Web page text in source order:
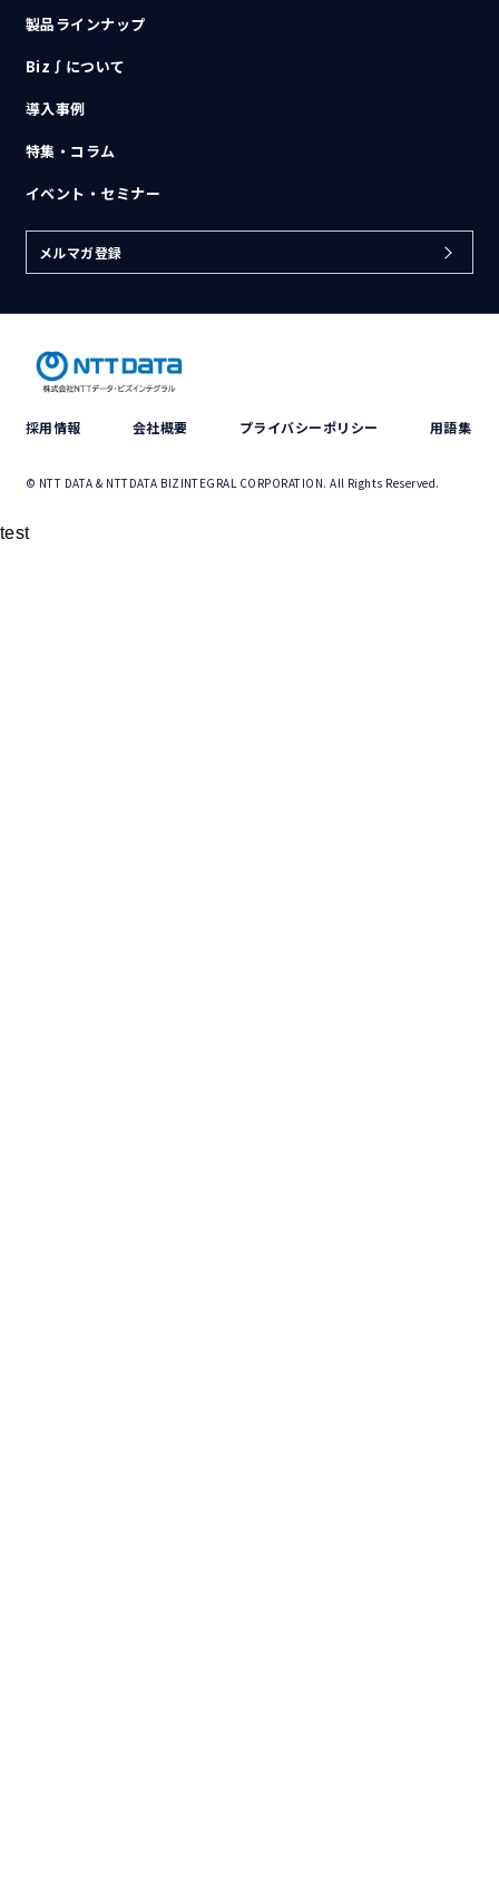
製品ラインナップ
Biz∫について
導入事例
特集・コラム
イベント・セミナー
メルマガ登録
採用情報 会社概要 プライバシーポリシー 用語集
© NTT DATA & NTTDATA BIZINTEGRAL CORPORATION. All Rights Reserved.
test